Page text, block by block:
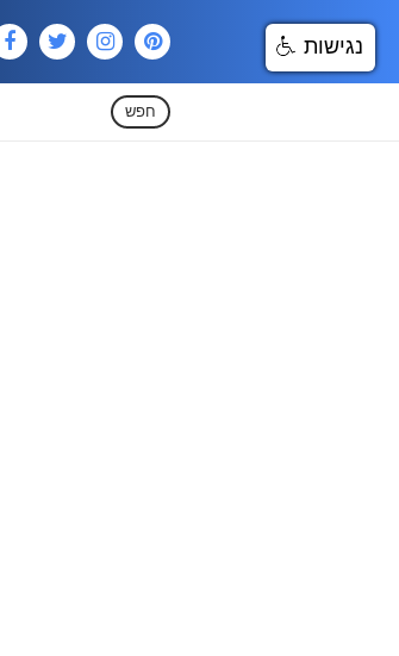
חפש
נגישות